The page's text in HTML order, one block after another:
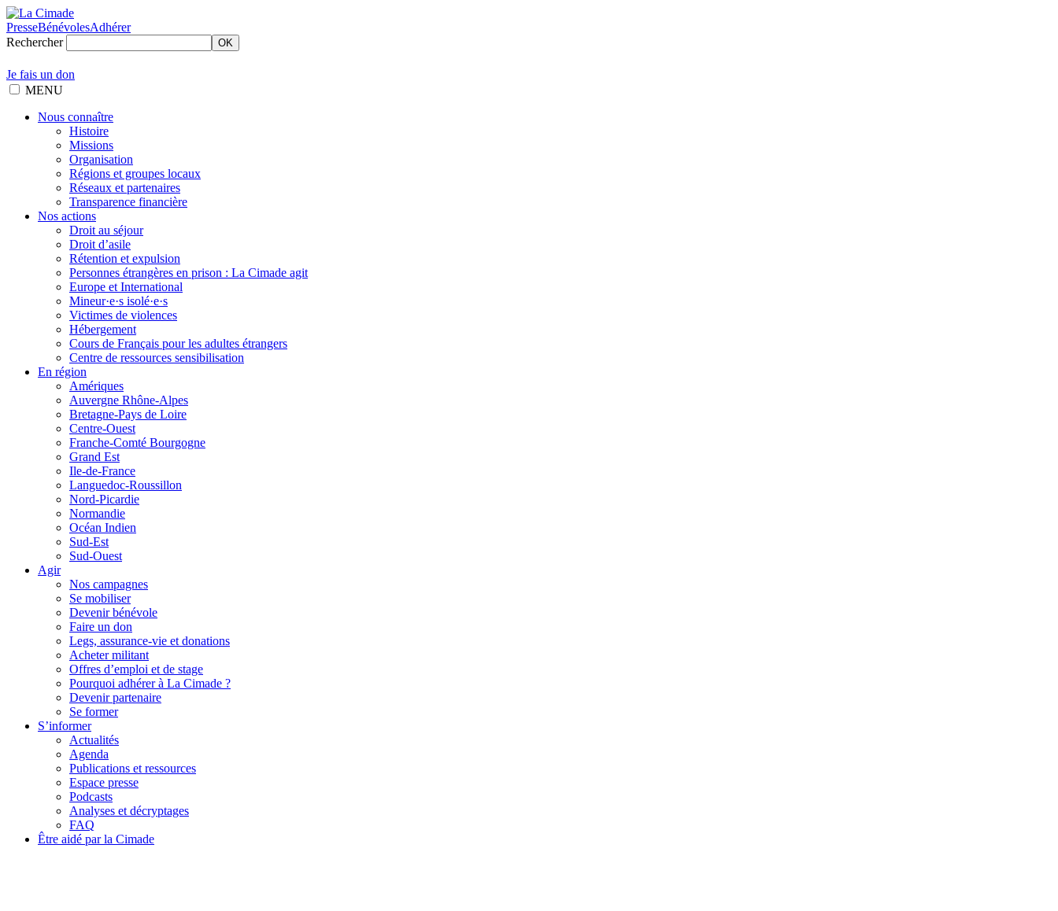
PresseBénévolesAdhérer
Rechercher
OK
Je fais un don
MENU
Nous connaître
Histoire
Missions
Organisation
Régions et groupes locaux
Réseaux et partenaires
Transparence financière
Nos actions
Droit au séjour
Droit d’asile
Rétention et expulsion
Personnes étrangères en prison : La Cimade agit
Europe et International
Mineur·e·s isolé·e·s
Victimes de violences
Hébergement
Cours de Français pour les adultes étrangers
Centre de ressources sensibilisation
En région
Amériques
Auvergne Rhône-Alpes
Bretagne-Pays de Loire
Centre-Ouest
Franche-Comté Bourgogne
Grand Est
Ile-de-France
Languedoc-Roussillon
Nord-Picardie
Normandie
Océan Indien
Sud-Est
Sud-Ouest
Agir
Nos campagnes
Se mobiliser
Devenir bénévole
Faire un don
Legs, assurance-vie et donations
Acheter militant
Offres d’emploi et de stage
Pourquoi adhérer à La Cimade ?
Devenir partenaire
Se former
S’informer
Actualités
Agenda
Publications et ressources
Espace presse
Podcasts
Analyses et décryptages
FAQ
Être aidé par la Cimade